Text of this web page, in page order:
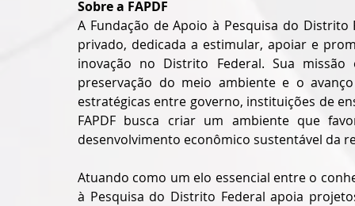
Sobre a FAPDF
A Fundação de Apoio à Pesquisa do
privado, dedicada a estimular, apoiar e
inovação no Distrito Federal. Sua
preservação do meio ambiente e o
estratégicas entre governo, instituições de
FAPDF busca criar um ambiente que
desenvolvimento econômico sustentável da
Atuando como um elo essencial entre o
à Pesquisa do Distrito Federal apoia